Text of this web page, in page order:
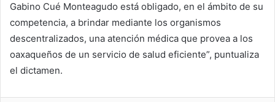
Gabino Cué Monteagudo está obligado, en el ámbito de su
competencia, a brindar mediante los organismos
descentralizados, una atención médica que provea a los
oaxaqueños de un servicio de salud eficiente”, puntualiza
el dictamen.